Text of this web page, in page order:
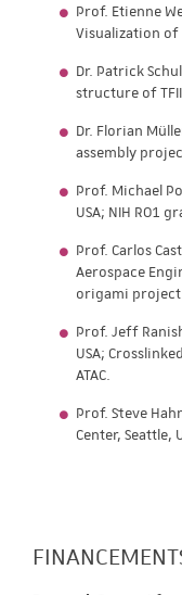
Prof. Etienne
Visualization
Dr. Patrick
structure of
Dr. Florian
assembly
Prof. Michael
USA; NIH RO1
Prof. Carlos
Aerospace
origami
Prof. Jeff
USA;
ATAC.
Prof. Steve
Center, Seattle,